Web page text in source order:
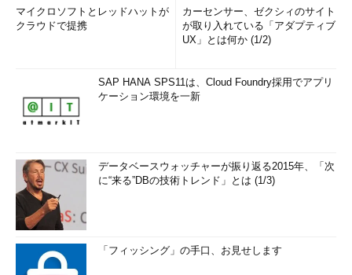
Googleの2段階認証を有効にする（5/
8）
という見出しから下へスクロールして、
［2段階認証プロセス］を見つけたらタ
ップする。
マイクロソフトとレッドハットが
クラウドで提携
カーセンサー、ゼクシィのサイト
が取り入れている「アダプティブ
UX」とは何か (1/2)
SAP HANA SPS11は、Cloud Foundry採用でアプリ
ケーション環境を一新
データベースウォッチャーが振り返る2015年、「次
に“来る”DBの技術トレンド」とは (1/3)
「フィッシング」の手口、お見せします